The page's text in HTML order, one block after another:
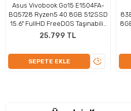
içerik üretimi hem de oyun
sunar.
Asus Vivobook Go15 E1504FA-
BQ5728 Ryzen5 40 8GB 512SSD
15.6" FullHD FreeDOS Taşınabilir
Bilgisayar
25.799 TL
SEPETE EKLE
ÜRÜNÜ